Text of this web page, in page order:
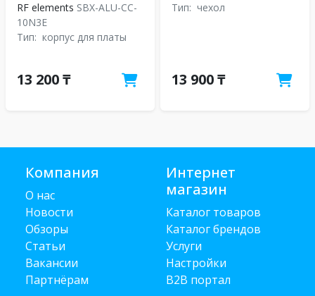
RF elements SBX-ALU-CC-
10N3E
Тип: корпус для платы
13 200 ₸
Тип: чехол
13 900 ₸
Компания
О нас
Новости
Обзоры
Статьи
Вакансии
Партнёрам
Интернет
магазин
Каталог товаров
Каталог брендов
Услуги
Настройки
B2B портал